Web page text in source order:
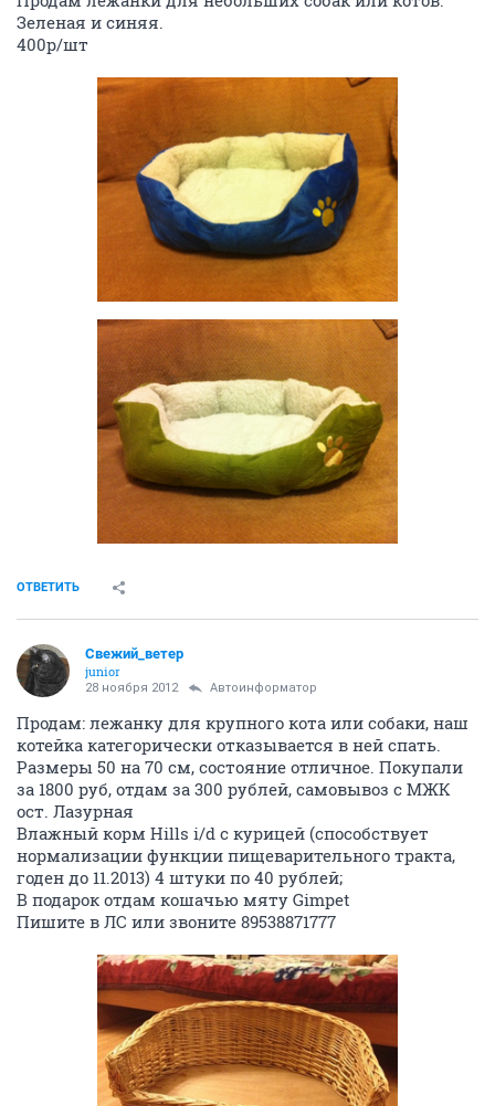
Зеленая и синяя.
400р/шт
ОТВЕТИТЬ
Свежий_ветер
junior
28 ноября 2012 Автоинформатор
Продам: лежанку для крупного кота или собаки, наш
котейка категорически отказывается в ней спать.
Размеры 50 на 70 см, состояние отличное. Покупали
за 1800 руб, отдам за 300 рублей, самовывоз с МЖК
ост. Лазурная
Влажный корм Hills i/d c курицей (способствует
нормализации функции пищеварительного тракта,
годен до 11.2013) 4 штуки по 40 рублей;
В подарок отдам кошачью мяту Gimpet
Пишите в ЛС или звоните 89538871777